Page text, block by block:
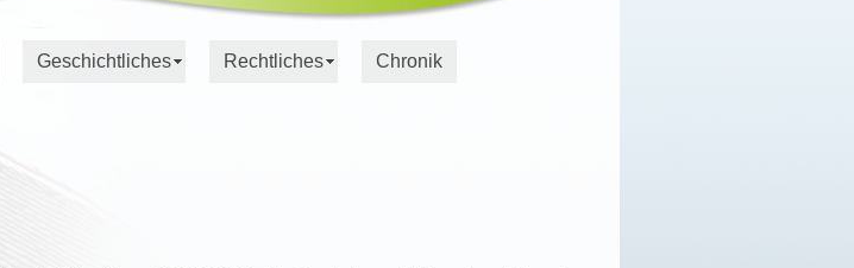
Geschichtliches Rechtliches Chronik